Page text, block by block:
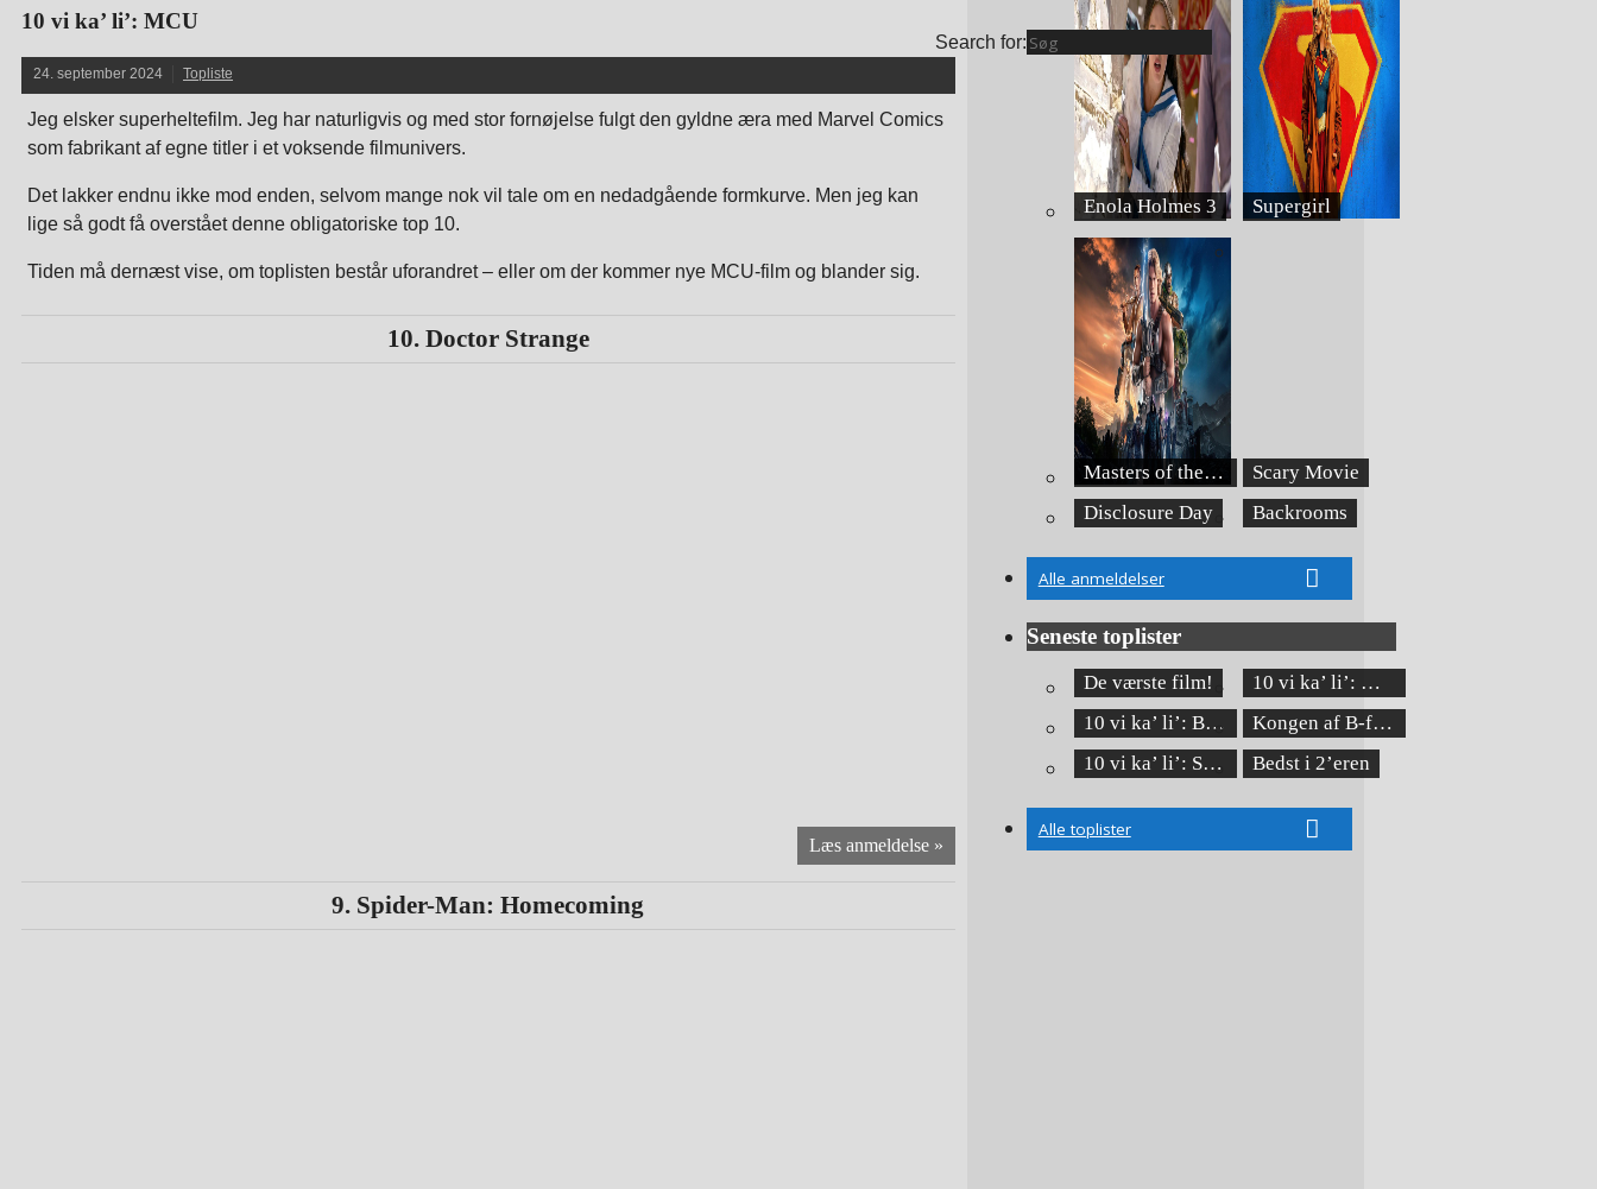
Search for:
10 vi ka’ li’: MCU
24. september 2024 Topliste
Jeg elsker superheltefilm. Jeg har naturligvis og med stor fornøjelse fulgt den gyldne æra med Marvel Comics
som fabrikant af egne titler i et voksende filmunivers.
Det lakker endnu ikke mod enden, selvom mange nok vil tale om en nedadgående formkurve. Men jeg kan
lige så godt få overstået denne obligatoriske top 10.
Tiden må dernæst vise, om toplisten består uforandret – eller om der kommer nye MCU-film og blander sig.
10. Doctor Strange
9. Spider-Man: Homecoming
Enola Holmes 3 Supergirl
Masters of the Universe
Scary Movie
Disclosure Day
Backrooms
Alle anmeldelser
Seneste toplister
De værste film!
10 vi ka’ li’: MCU
10 vi ka’ li’: Bond-film
Kongen af B-film
10 vi ka’ li’: Superheltenes første gang
Bedst i 2’eren
Alle toplister